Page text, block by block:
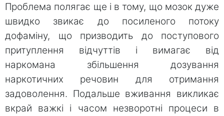
Проблема полягає ще і в тому, що мозок дуже
швидко звикає до посиленого потоку
дофаміну, що призводить до поступового
притуплення відчуттів і вимагає від
наркомана збільшення дозування
наркотичних речовин для отримання
задоволення. Подальше вживання викликає
вкрай важкі і часом незворотні процеси в